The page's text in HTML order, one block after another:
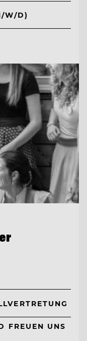
W/D)
FREUEN UNS